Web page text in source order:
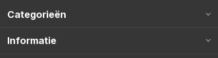
Categorieën
Informatie